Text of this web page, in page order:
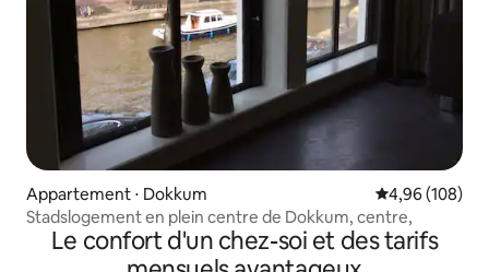
Appartement ⋅ Dokkum Évaluation
4,96 (108)
Stadslogement en plein centre de Dokkum, centre,
Le confort d'un chez-soi et des tarifs